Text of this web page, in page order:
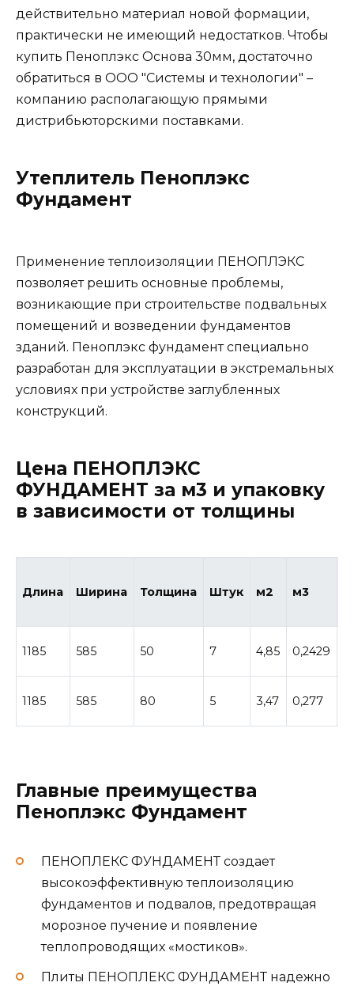
действительно материал новой формации,
практически не имеющий недостатков. Чтобы
купить Пеноплэкс Основа 30мм, достаточно
обратиться в ООО "Системы и технологии" –
компанию располагающую прямыми
дистрибьюторскими поставками.
Утеплитель Пеноплэкс
Фундамент
Применение теплоизоляции ПЕНОПЛЭКС
позволяет решить основные проблемы,
возникающие при строительстве подвальных
помещений и возведении фундаментов
зданий. Пеноплэкс фундамент специально
разработан для эксплуатации в экстремальных
условиях при устройстве заглубленных
конструкций.
Цена ПЕНОПЛЭКС
ФУНДАМЕНТ за м3 и упаковку
в зависимости от толщины
Длина Ширина Толщина Штук м2 м3
1185 585 50 7 4,85 0,2429
1185 585 80 5 3,47 0,277
Главные преимущества
Пеноплэкс Фундамент
ПЕНОПЛЕКС ФУНДАМЕНТ создает
высокоэффективную теплоизоляцию
фундаментов и подвалов, предотвращая
морозное пучение и появление
теплопроводящих «мостиков».
Плиты ПЕНОПЛЕКС ФУНДАМЕНТ надежно